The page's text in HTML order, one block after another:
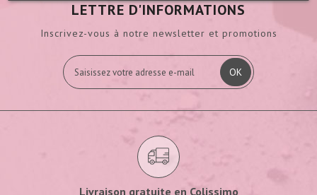
LETTRE D'INFORMATIONS
Inscrivez-vous à notre newsletter et promotions
OK
Livraison gratuite en Colissimo